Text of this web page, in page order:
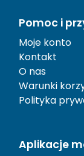
Pomoc i
Moje konto
Kontakt
O nas
Warunki
Polityka
Aplikacje